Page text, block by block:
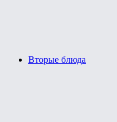
Вторые блюда